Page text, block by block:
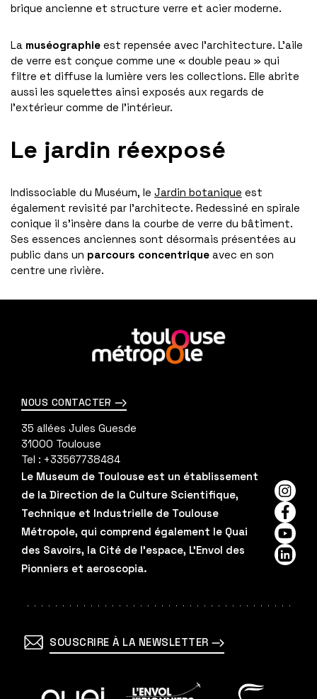
brique ancienne et structure verre et acier moderne.
La muséographie est repensée avec l’architecture. L’aile
de verre est conçue comme une « double peau » qui
filtre et diffuse la lumière vers les collections. Elle abrite
aussi les squelettes ainsi exposés aux regards de
l’extérieur comme de l’intérieur.
Le jardin réexposé
Indissociable du Muséum, le Jardin botanique est
également revisité par l’architecte. Redessiné en spirale
conique il s’insère dans la courbe de verre du bâtiment.
Ses essences anciennes sont désormais présentées au
public dans un parcours concentrique avec en son
centre une rivière.
En
savoir
plus
NOUS CONTACTER
35 allées Jules Guesde
31000 Toulouse
Tel : +33567738484
Le Museum de Toulouse est un établissement
de la Direction de la Culture Scientifique,
Technique et Industrielle de Toulouse
Métropole, qui comprend également le Quai
des Savoirs, la Cité de l'espace, L'Envol des
Pionniers et aeroscopia.
SOUSCRIRE À LA NEWSLETTER